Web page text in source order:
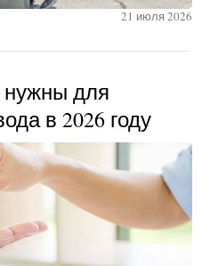
21 июля 2026
нужны для
в 2026 году